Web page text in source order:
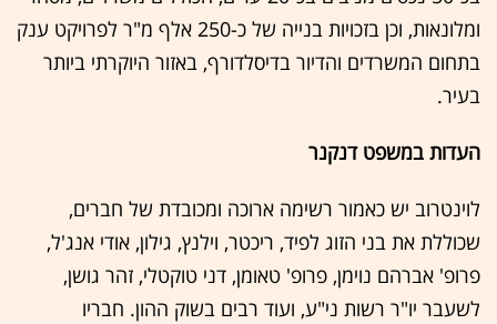
ומלונאות, וכן בזכויות בנייה של כ-250 אלף מ"ר לפרויקט ענק
בתחום המשרדים והדיור בדיסלדורף, באזור היוקרתי ביותר
בעיר.
העדות במשפט דנקנר
לוינטרוב יש כאמור רשימה ארוכה ומכובדת של חברים,
שכוללת את בני הזוג לפיד, ריכטר, וילנץ, גילון, אודי אנג'ל,
פרופ' אברהם נוימן, פרופ' טאומן, דני טוקטלי, זהר גושן,
לשעבר יו"ר רשות ני"ע, ועוד רבים בשוק ההון. חבריו